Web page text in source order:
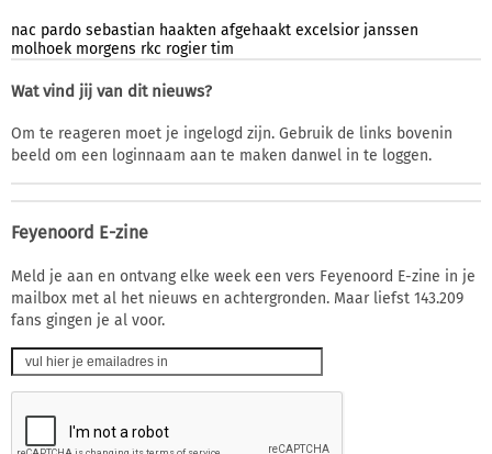
nac pardo sebastian haakten afgehaakt excelsior janssen
molhoek morgens rkc rogier tim
Wat vind jij van dit nieuws?
Om te reageren moet je ingelogd zijn. Gebruik de links bovenin
beeld om een loginnaam aan te maken danwel in te loggen.
Feyenoord E-zine
Meld je aan en ontvang elke week een vers Feyenoord E-zine in je
mailbox met al het nieuws en achtergronden. Maar liefst 143.209
fans gingen je al voor.